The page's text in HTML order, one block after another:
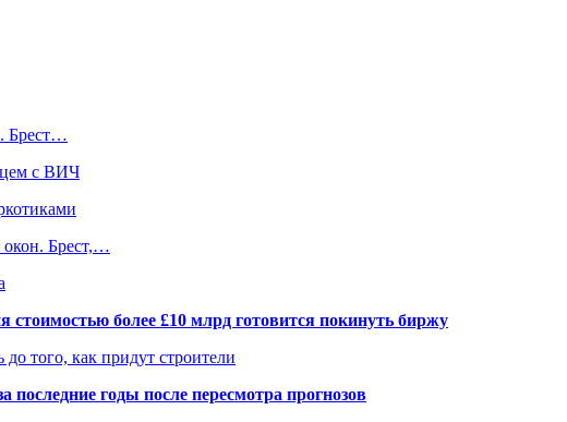
Брест…
с ВИЧ
Брест,…
более £10 млрд готовится покинуть биржу
того, как придут строители
годы после пересмотра прогнозов